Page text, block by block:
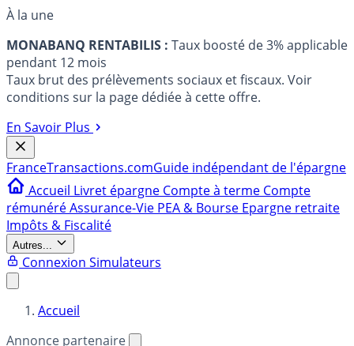
À la une
MONABANQ RENTABILIS : Taux boosté de 3% applicable
pendant 12 mois
Taux brut des prélèvements sociaux et fiscaux. Voir
conditions sur la page dédiée à cette offre.
En Savoir Plus
FranceTransactions.comGuide indépendant de l'épargne
Accueil Livret épargne Compte à terme Compte
rémunéréAssurance-Vie PEA & Bourse Epargne retraite
Impôts & Fiscalité
Autres...
Connexion Simulateurs
Accueil
Annonce partenaire